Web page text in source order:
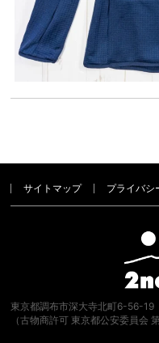
サイトマップ プライバシ
東京都調布市深大寺北町6-56-19
（古物商許可 東京都公安委員会